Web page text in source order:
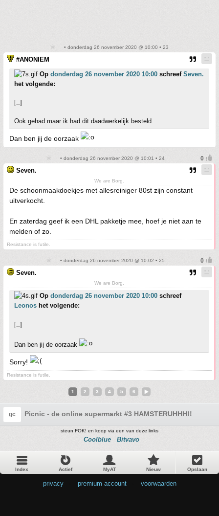
• donderdag 26 november 2020 @ 10:00 • 23
#ANONIEM
Op donderdag 26 november 2020 10:00 schreef Seven.
het volgende:
[..]
Ook gehad maar ik had dit daadwerkelijk besteld.
Dan ben jij de oorzaak
• donderdag 26 november 2020 @ 10:01 • 24
Seven.
We are Borg.
De schoonmaakdoekjes met allesreiniger 80st zijn constant
uitverkocht.
En zaterdag geef ik een DHL pakketje mee, hoef je niet aan te
melden of zo.
Resistance is futile.
• donderdag 26 november 2020 @ 10:02 • 25
Seven.
We are Borg.
Op donderdag 26 november 2020 10:00 schreef
Leonos het volgende:
[..]
Dan ben jij de oorzaak
Sorry!
Resistance is futile.
1 2 3 4 5 6
gc Picnic - de online supermarkt #3 HAMSTERUHHH!!
steun FOK! en koop via een van deze links
Coolblue Bitvavo
Index Actief MyAT Nieuw Opslaan
privacy premium account voorwaarden